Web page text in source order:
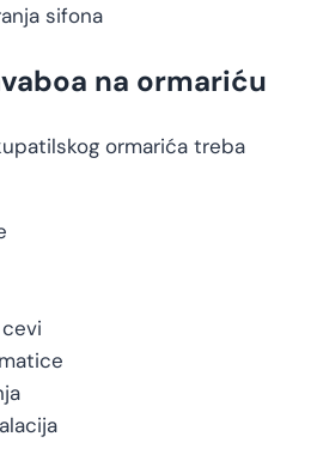
sifona
na ormariću
ormarića treba